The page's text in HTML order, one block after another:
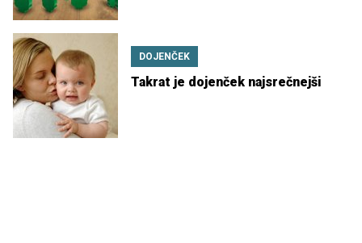
DOJENČEK
Takrat je dojenček najsrečnejši